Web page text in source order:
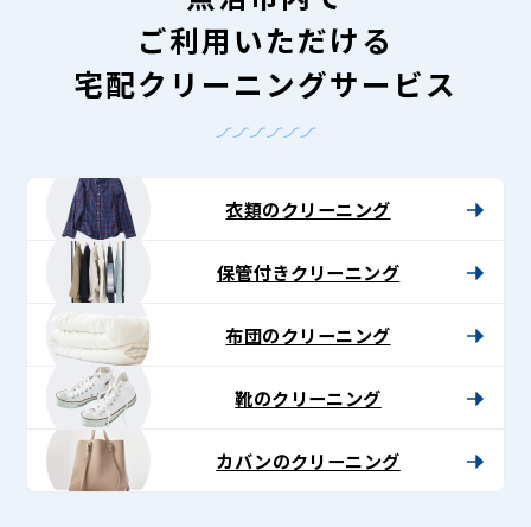
Lenet〈リ
ト〉
ご利用いただける
宅配クリーニングサービス
衣類のクリーニング
保管付きクリーニング
布団のクリーニング
靴のクリーニング
カバンのクリーニング